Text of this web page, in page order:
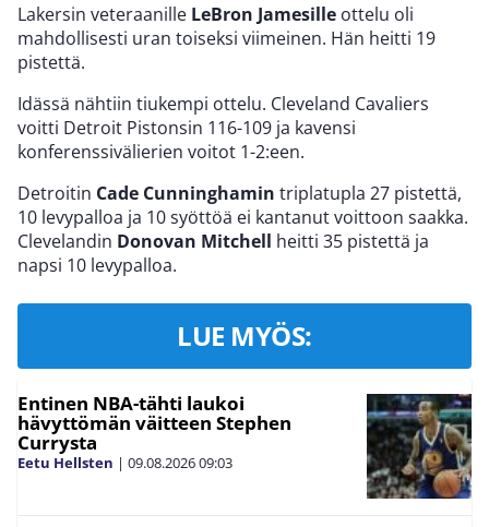
Lakersin veteraanille LeBron Jamesille ottelu oli
mahdollisesti uran toiseksi viimeinen. Hän heitti 19
pistettä.
Idässä nähtiin tiukempi ottelu. Cleveland Cavaliers
voitti Detroit Pistonsin 116-109 ja kavensi
konferenssivälierien voitot 1-2:een.
Detroitin Cade Cunninghamin triplatupla 27 pistettä,
10 levypalloa ja 10 syöttöä ei kantanut voittoon saakka.
Clevelandin Donovan Mitchell heitti 35 pistettä ja
napsi 10 levypalloa.
LUE MYÖS:
Entinen NBA-tähti laukoi
hävyttömän väitteen Stephen
Currysta
Eetu Hellsten | 09.08.202609:03